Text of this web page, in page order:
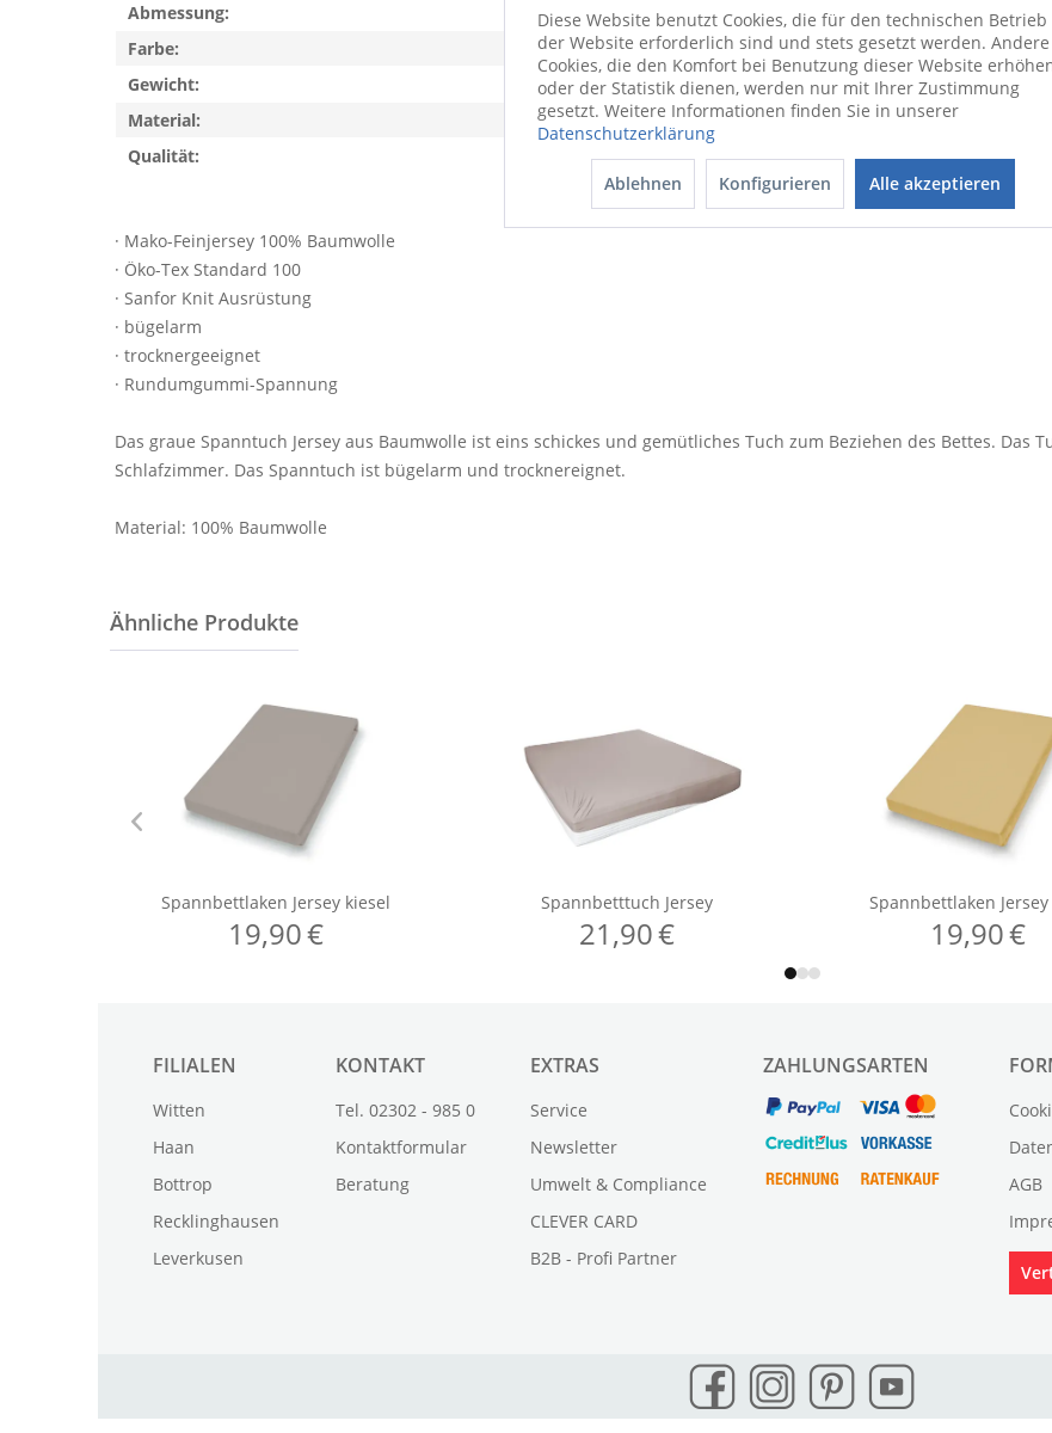
· Mako-Feinjersey 100% Baumwolle
· Öko-Tex Standard 100
· Sanfor Knit Ausrüstung
· bügelarm
· trocknergeeignet
· Rundumgummi-Spannung
Das graue Spanntuch Jersey aus Baumwolle ist eins schickes und gemütliches Tuch zum Beziehen des Bettes. Das
Schlafzimmer. Das Spanntuch ist bügelarm und trocknereignet.
Material: 100% Baumwolle
Abmessung:
BL 100x200 cm
Farbe:
kiesel
Gewicht:
0,5 kg
Material:
Baumwolle
Qualität:
FILIALEN
Witten
Haan
Bottrop
Recklinghausen
Leverkusen
KONTAKT
Tel. 02302 - 985 0
Kontaktformular
Beratung
EXTRAS
Service
Newsletter
Umwelt & Compliance
CLEVER CARD
B2B - Profi Partner
ZAHLUNGSARTEN
AGB
Diese Website benutzt Cookies, die für den technischen Betrieb
der Website erforderlich sind und stets gesetzt werden. Andere
Cookies, die den Komfort bei Benutzung dieser Website
oder der Statistik dienen, werden nur mit Ihrer Zustimmung
gesetzt. Weitere Informationen finden Sie in unserer
Datenschutzerklärung
Ablehnen Konfigurieren Alle akzeptieren